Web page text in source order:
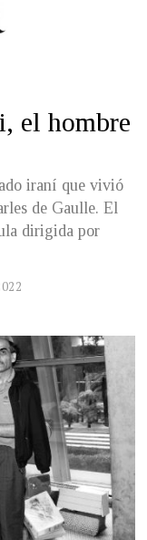
el hombre
iraní que vivió
de Gaulle. El
dirigida por